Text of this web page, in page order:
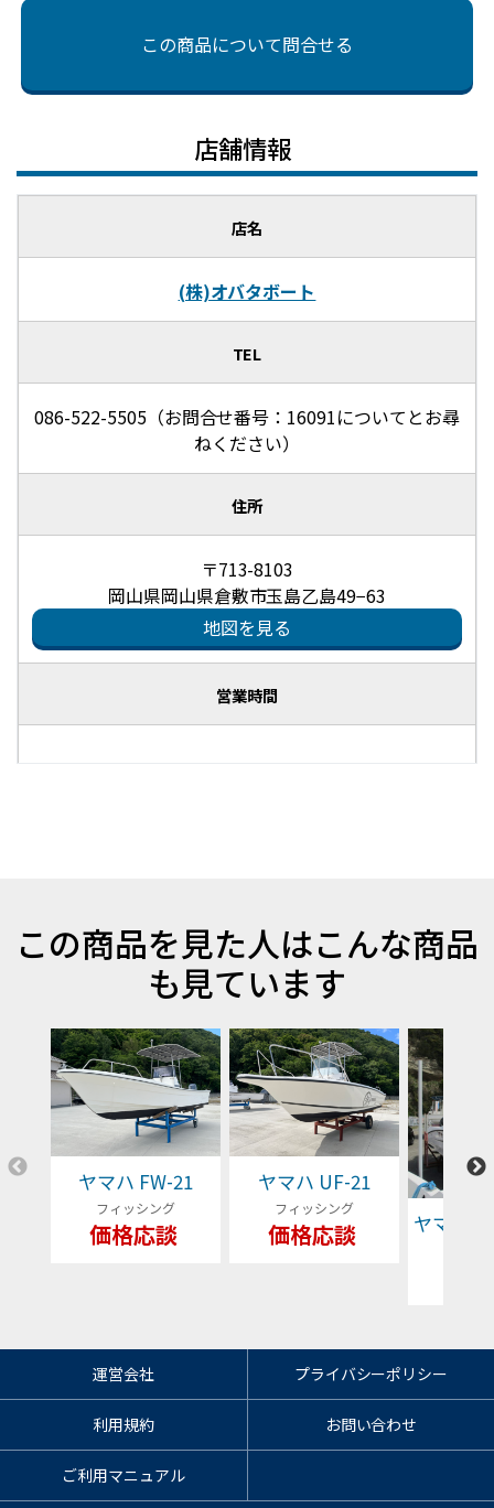
この商品について問合せる
店舗情報
店名
(株)オバタボート
TEL
086-522-5505（お問合せ番号：16091についてとお尋
ねください）
住所
〒713-8103
岡山県岡山県倉敷市玉島乙島49−63
地図を見る
営業時間
この商品を見た人はこんな商品
も見ています
ヤマハ FW-21
フィッシング
価格応談
ヤマハ UF-21
フィッシング
価格応談 ヤマハ
運営会社 プライバシーポリシー
利用規約 お問い合わせ
ご利用マニュアル